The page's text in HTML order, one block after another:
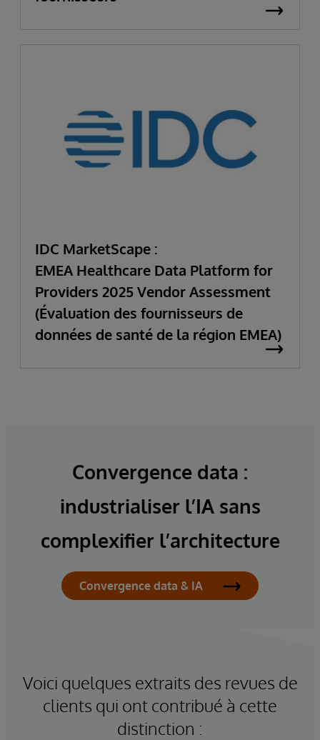
IDC MarketScape :
EMEA Healthcare Data Platform for
Providers 2025 Vendor Assessment
(Évaluation des fournisseurs de
données de santé de la région EMEA)
Convergence data :
industrialiser l’IA sans
complexifier l’architecture
Convergence data & IA
Voici quelques extraits des revues de
clients qui ont contribué à cette
distinction :